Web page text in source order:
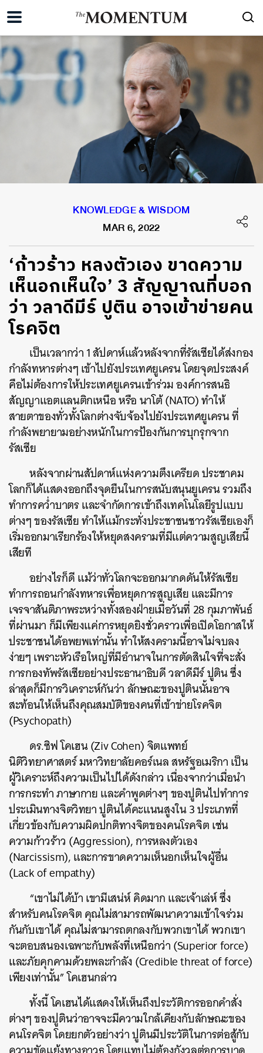
KNOWLEDGE & WISDOM
MAR 6, 2022
‘ก้าวร้าว หลงตัวเอง ขาดความ
เห็นอกเห็นใจ’ 3 สัญญาณที่บอก
ว่า วลาดีมีร์ ปูติน อาจเข้าข่ายคน
โรคจิต
เป็นเวลากว่า 1 สัปดาห์แล้วหลังจากที่รัสเซียได้ส่งกอง
กำลังทหารต่างๆ เข้าไปยังประเทศยูเครน โดยจุดประสงค์
คือไม่ต้องการให้ประเทศยูเครนเข้าร่วม องค์การสนธิ
สัญญาแอตแลนติกเหนือ หรือ นาโต้ (NATO) ทำให้
สายตาของทั่วทั้งโลกต่างจับจ้องไปยังประเทศยูเครน ที่
กำลังพยายามอย่างหนักในการป้องกันการบุกรุกจาก
รัสเซีย
หลังจากผ่านสัปดาห์แห่งความตึงเครียด ประชาคม
โลกก็ได้แสดงออกถึงจุดยืนในการสนับสนุนยูเครน รวมถึง
ทำการคว่ำบาตร และจำกัดการเข้าถึงเทคโนโลยีรูปแบบ
ต่างๆ ของรัสเซีย ทำให้แม้กระทั่งประชาชนชาวรัสเซียเองก็
เริ่มออกมาเรียกร้องให้หยุดสงครามที่มีแต่ความสูญเสียนี้
เสียที
อย่างไรก็ดี แม้ว่าทั่วโลกจะออกมากดดันให้รัสเซีย
ทำการถอนกำลังทหารเพื่อหยุดการสูญเสีย และมีการ
เจรจาสันติภาพระหว่างทั้งสองฝ่ายเมื่อวันที่ 28 กุมภาพันธ์
ที่ผ่านมา ก็มีเพียงแค่การหยุดยิงชั่วคราวเพื่อเปิดโอกาสให้
ประชาชนได้อพยพเท่านั้น ทำให้สงครามนี้อาจไม่จบลง
ง่ายๆ เพราะหัวเรือใหญ่ที่มีอำนาจในการตัดสินใจที่จะสั่ง
การกองทัพรัสเซียอย่างประธานาธิบดี วลาดีมีร์ ปูติน ซึ่ง
ล่าสุดก็มีการวิเคราะห์กันว่า ลักษณะของปูตินนั้นอาจ
สะท้อนให้เห็นถึงคุณสมบัติของคนที่เข้าข่ายโรคจิต
(Psychopath)
ดร.ซิฟ โคเฮน (Ziv Cohen) จิตแพทย์
นิติวิทยาศาสตร์ มหาวิทยาลัยคอร์เนล สหรัฐอเมริกา เป็น
ผู้วิเคราะห์ถึงความเป็นไปได้ดังกล่าว เนื่องจากว่าเมื่อนำ
การกระทำ ภาษากาย และคำพูดต่างๆ ของปูตินไปทำการ
ประเมินทางจิตวิทยา ปูตินได้คะแนนสูงใน 3 ประเภทที่
เกี่ยวข้องกับความผิดปกติทางจิตของคนโรคจิต เช่น
ความก้าวร้าว (Aggression), การหลงตัวเอง
(Narcissism), และการขาดความเห็นอกเห็นใจผู้อื่น
(Lack of empathy)
“เขาไม่ได้บ้า เขามีเสน่ห์ คิดมาก และเจ้าเล่ห์ ซึ่ง
สำหรับคนโรคจิต คุณไม่สามารถพัฒนาความเข้าใจร่วม
กันกับเขาได้ คุณไม่สามารถตกลงกับพวกเขาได้ พวกเขา
จะตอบสนองเฉพาะกับพลังที่เหนือกว่า (Superior force)
และภัยคุกคามด้วยพละกำลัง (Credible threat of force)
เพียงเท่านั้น” โคเฮนกล่าว
ทั้งนี้ โคเฮนได้แสดงให้เห็นถึงประวัติการออกคำสั่ง
ต่างๆ ของปูตินว่าอาจจะมีความใกล้เคียงกับลักษณะของ
คนโรคจิต โดยยกตัวอย่างว่า ปูตินมีประวัติในการต่อสู้กับ